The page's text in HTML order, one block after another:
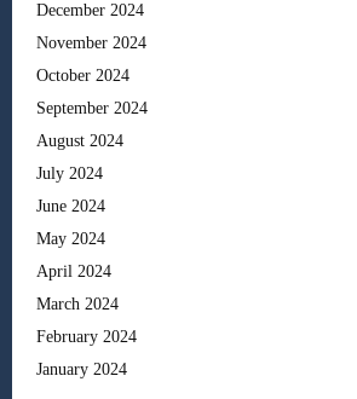
December 2024
November 2024
October 2024
September 2024
August 2024
July 2024
June 2024
May 2024
April 2024
March 2024
February 2024
January 2024